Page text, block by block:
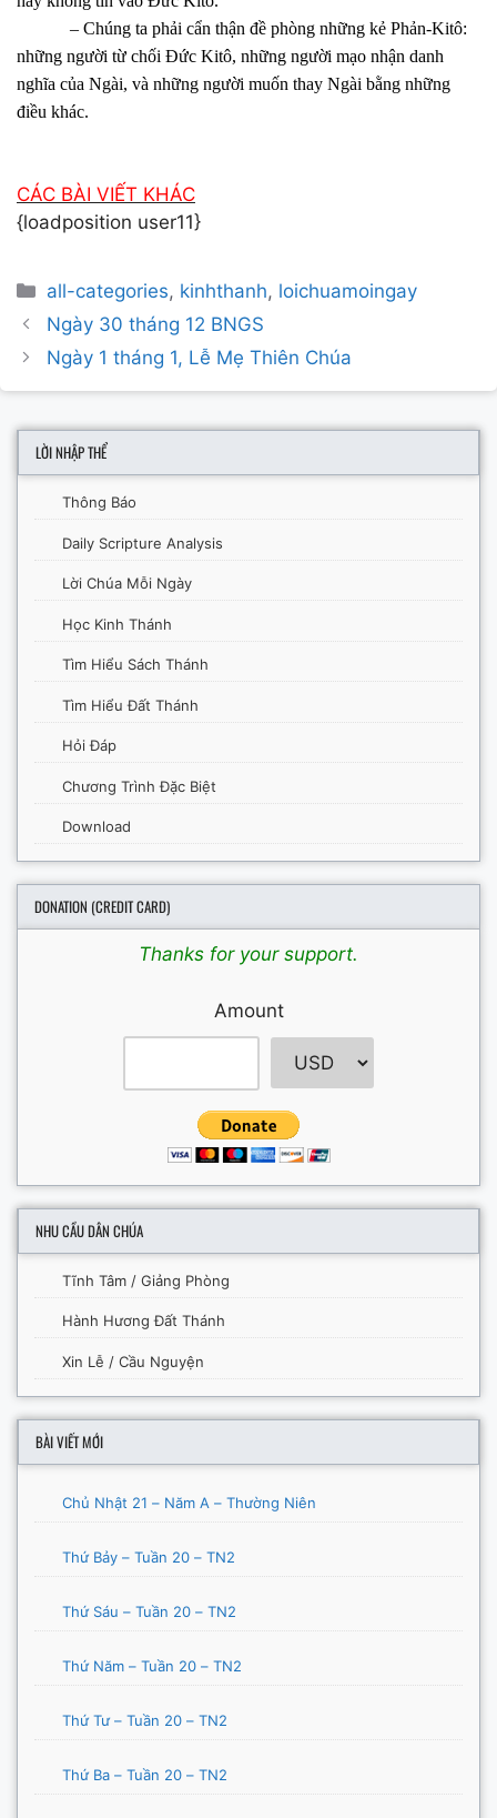
– Chúng ta phải cẩn thận đề phòng những kẻ Phản-Kitô:
những người từ chối Đức Kitô, những người mạo nhận danh
nghĩa của Ngài, và những người muốn thay Ngài bằng những
điều khác.
CÁC BÀI VIẾT KHÁC
{loadposition user11}
Categories
all-categories, kinhthanh, loichuamoingay
Post
navigation
Ngày 30 tháng 12 BNGS
Ngày 1 tháng 1, Lễ Mẹ Thiên Chúa
LỜI NHẬP THỂ
Thông Báo
Daily Scripture Analysis
Lời Chúa Mỗi Ngày
Học Kinh Thánh
Tìm Hiểu Sách Thánh
Tìm Hiểu Đất Thánh
Hỏi Đáp
Chương Trình Đặc Biệt
Download
DONATION (CREDIT CARD)
Thanks for your support.
Amount
NHU CẦU DÂN CHÚA
Tĩnh Tâm / Giảng Phòng
Hành Hương Đất Thánh
Xin Lễ / Cầu Nguyện
BÀI VIẾT MỚI
Chủ Nhật 21 – Năm A – Thường Niên
Thứ Bảy – Tuần 20 – TN2
Thứ Sáu – Tuần 20 – TN2
Thứ Năm – Tuần 20 – TN2
Thứ Tư – Tuần 20 – TN2
Thứ Ba – Tuần 20 – TN2